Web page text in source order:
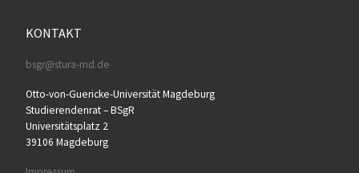
KONTAKT
bsgr@stura-md.de
Otto-von-Guericke-Universität Magdeburg
Studierendenrat – BSgR
Universitätsplatz 2
39106 Magdeburg